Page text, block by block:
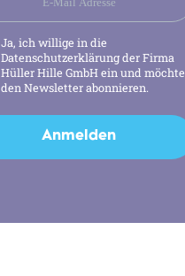
Ja, ich willige in die
Datenschutzerklärungder Firma
Hüller Hille GmbH ein und möchte
den Newsletter abonnieren.
Anmelden